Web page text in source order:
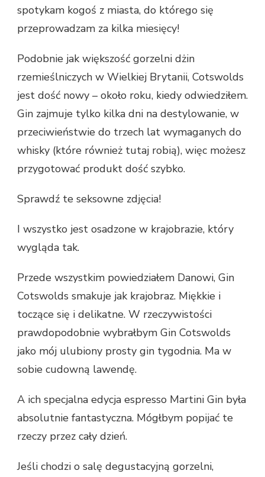
spotykam kogoś z miasta, do którego się
przeprowadzam za kilka miesięcy!
Podobnie jak większość gorzelni dżin
rzemieślniczych w Wielkiej Brytanii, Cotswolds
jest dość nowy – około roku, kiedy odwiedziłem.
Gin zajmuje tylko kilka dni na destylowanie, w
przeciwieństwie do trzech lat wymaganych do
whisky (które również tutaj robią), więc możesz
przygotować produkt dość szybko.
Sprawdź te seksowne zdjęcia!
I wszystko jest osadzone w krajobrazie, który
wygląda tak.
Przede wszystkim powiedziałem Danowi, Gin
Cotswolds smakuje jak krajobraz. Miękkie i
toczące się i delikatne. W rzeczywistości
prawdopodobnie wybrałbym Gin Cotswolds
jako mój ulubiony prosty gin tygodnia. Ma w
sobie cudowną lawendę.
A ich specjalna edycja espresso Martini Gin była
absolutnie fantastyczna. Mógłbym popijać te
rzeczy przez cały dzień.
Jeśli chodzi o salę degustacyjną gorzelni,